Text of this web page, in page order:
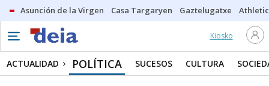
Asunción de la Virgen Casa Targaryen Gaztelugatxe Athletic
Kiosko
ACTUALIDAD POLÍTICA SUCESOS CULTURA